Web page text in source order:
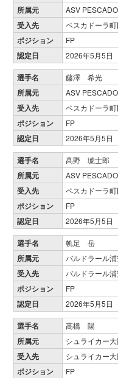
所属元 ASV
受入先 ペスカドーラ町
ポジション FP
認定日 2026年5月5日
選手名 藤澤 希光
所属元 ASV
受入先 ペスカドーラ町
ポジション FP
認定日 2026年5月5日
選手名 髙野 琥士郎
所属元 ASV
受入先 ペスカドーラ町
ポジション FP
認定日 2026年5月5日
選手名 㠶足 岳
所属元 バルドラール
受入先 バルドラール
ポジション FP
認定日 2026年5月5日
選手名 高橋 陽
所属元 シュライカー
受入先 シュライカー大
ポジション FP